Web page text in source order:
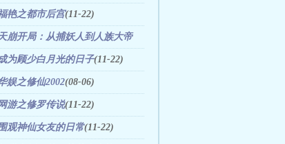
艳之都市后宫(11-22)
崩开局：从捕妖人到人族大帝
07)
为顾少白月光的日子(11-22)
娱之修仙2002(08-06)
游之修罗传说(11-22)
观神仙女友的日常(11-22)